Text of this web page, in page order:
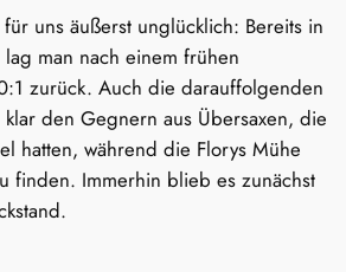
uns äußerst unglücklich: Bereits in
man nach einem frühen
zurück. Auch die darauffolgenden
den Gegnern aus Übersaxen, die
hatten, während die Florys Mühe
finden. Immerhin blieb es zunächst